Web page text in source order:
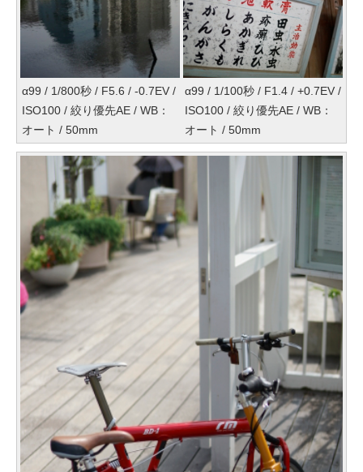
α99 / 1/800秒 / F5.6 / -0.7EV /
ISO100 / 絞り優先AE / WB：
オート / 50mm
α99 / 1/100秒 / F1.4 / +0.7EV /
ISO100 / 絞り優先AE / WB：
オート / 50mm